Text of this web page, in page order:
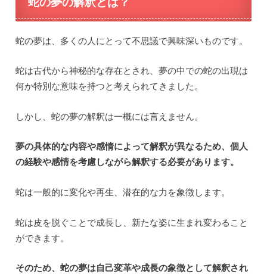
蛇の夢は、多くの人にとって不思議で興味深いものです。
蛇は古代から神秘的な存在とされ、夢の中での蛇の出現は
何か特別な意味を持つと考えられてきました。
しかし、蛇の夢の解釈は一概には言えません。
夢の具体的な内容や感情によって解釈が異なるため、個人
の経験や感情を考慮しながら解釈する必要があります。
蛇は一般的に変化や再生、潜在的な力を象徴します。
蛇は皮を脱ぐことで成長し、新たな姿に生まれ変わること
ができます。
そのため、蛇の夢は自己変革や成長の象徴として解釈され